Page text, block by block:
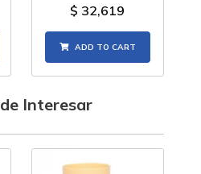
$ 32,619
ADD TO CART
Interesar